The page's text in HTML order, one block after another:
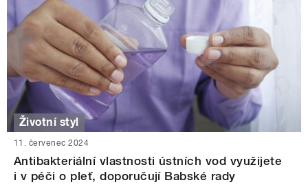
Životní styl
11. červenec 2024
Antibakteriální vlastnosti ústních vod využijete
i v péči o pleť, doporučují Babské rady